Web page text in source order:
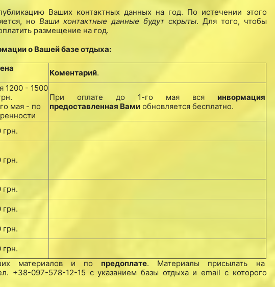
Ваших контактных данных на год. По истечении этого
но Ваши контактные данные будут скрыты. Для того, чтобы
размещение на год.
о Вашей базе отдыха:
Коментарий.
1200 - 1500
мая - по
При оплате до 1-го мая вся инвормация
предоставленная Вами обновляется бесплатно.
грн.
грн.
грн.
грн.
грн.
грн.
материалов и по предоплате. Материалы присылать на
+38-097-578-12-15 с указанием базы отдыха и email с которого